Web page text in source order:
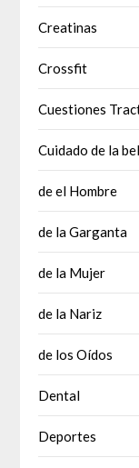
Creatinas
Crossfit
Cuestiones
Cuidado de la
de el Hombre
de la Garganta
de la Mujer
de la Nariz
de los Oídos
Dental
Deportes